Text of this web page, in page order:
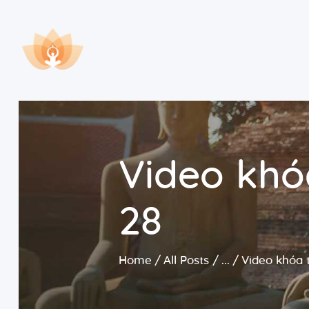
Video
28
Home All Posts ... Video khóa